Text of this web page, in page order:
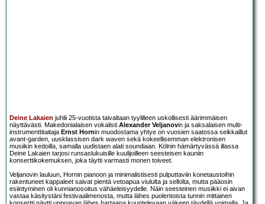
Deine Lakaien juhlii 25-vuotista taivaltaan tyylilleen uskollisesti äärimmäisen
näyttävästi. Makedonialaisen vokalisti Alexander Veljanovin ja saksalaisen multi-
instrumenttitaitaja Ernst Hornin muodostama yhtye on vuosien saatossa seikkaillut
avant-garden, uusklassisen dark waven sekä kokeellisemman elektronisen
musiikin kedoilla, samalla uudistaen alati soundiaan. Kölnin hämärtyvässä illassa
Deine Lakaien tarjosi runsaslukuisille kuulijoilleen seesteisen kauniin
konserttikokemuksen, joka täytti varmasti monen toiveet.
Veljanovin lauluun, Hornin pianoon ja minimalistisesti pulputtaviin konetaustoihin
rakentuneet kappaleet saivat pientä vetoapua viululta ja sellolta, mutta pääosin
esiintyminen oli kunnianosoitus vähäeleisyydelle. Näin seesteinen musiikki ei aivan
vastaa käsitystäni festivaalimenosta, mutta lähes puolentoista tunnin mittainen